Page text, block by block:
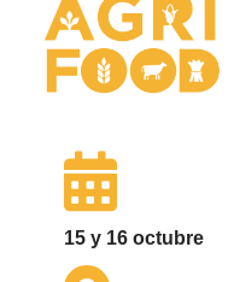
15 y 16 octubre